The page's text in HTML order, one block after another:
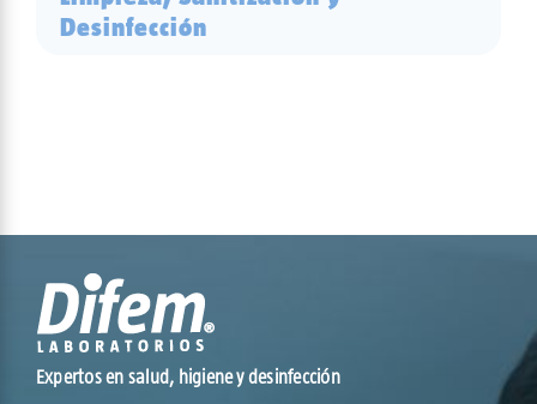
Desinfección
Expertos en salud, higiene y desinfección